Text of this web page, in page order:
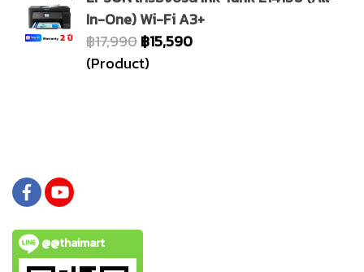
In-One) Wi-Fi A3+
฿17,990฿15,590
(Product)
@@thaimart